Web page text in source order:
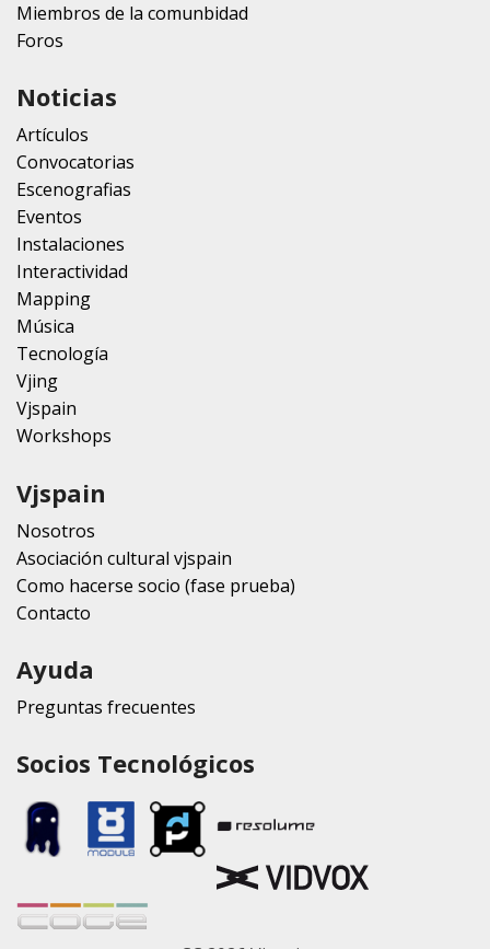
Miembros de la comunbidad
Foros
Noticias
Artículos
Convocatorias
Escenografias
Eventos
Instalaciones
Interactividad
Mapping
Música
Tecnología
Vjing
Vjspain
Workshops
Vjspain
Nosotros
Asociación cultural vjspain
Como hacerse socio (fase prueba)
Contacto
Ayuda
Preguntas frecuentes
Socios Tecnológicos